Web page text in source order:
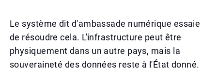
Le système dit d'ambassade numérique essaie
de résoudre cela. L'infrastructure peut être
physiquement dans un autre pays, mais la
souveraineté des données reste à l'État donné.